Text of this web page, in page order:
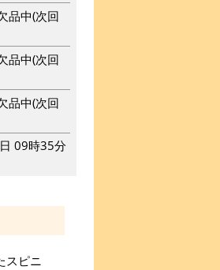
品中(次回
品中(次回
品中(次回
09時35分
スピニ